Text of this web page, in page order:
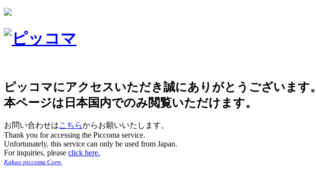
ピッコマにアクセスいただき誠にありがとうございます。
本ページは日本国内でのみ閲覧いただけます。
お問い合わせはこちらからお願いいたします。
Thank you for accessing the Piccoma service.
Unfortunately, this service can only be used from Japan.
For inquiries, please click here.
Kakao piccoma Corp.